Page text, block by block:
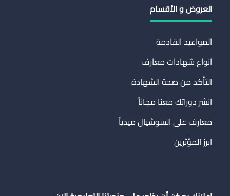
العروض و الأقسام
المواعيد القادمة
انواع شهادات معارف
التأكد من صحة الشهادة
انشر دوراتك معنا مجاناً
معارف على السوشيال ميدياً
ابرز المؤثرين